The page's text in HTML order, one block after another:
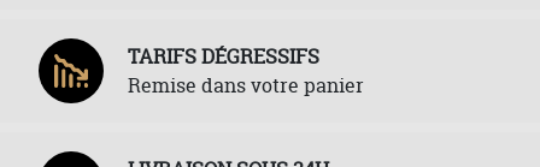
TARIFS DÉGRESSIFS
Remise dans votre panier